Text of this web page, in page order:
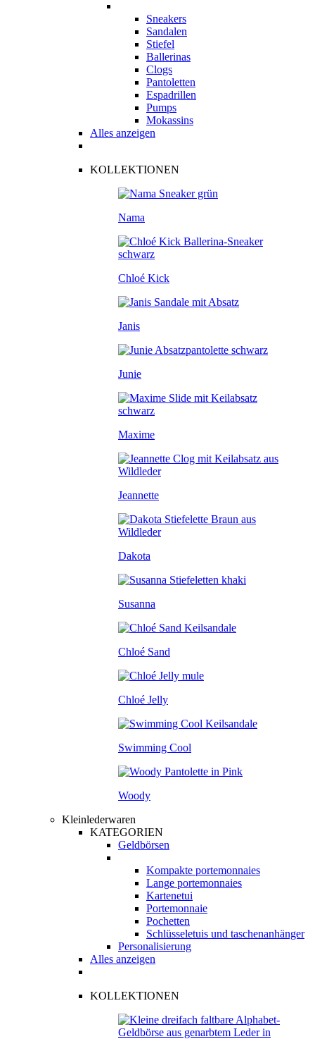
Sneakers
Sandalen
Stiefel
Ballerinas
Clogs
Pantoletten
Espadrillen
Pumps
Mokassins
Alles anzeigen
KOLLEKTIONEN
Nama
Chloé Kick
Janis
Junie
Maxime
Jeannette
Dakota
Susanna
Chloé Sand
Chloé Jelly
Swimming Cool
Woody
Kleinlederwaren
KATEGORIEN
Geldbörsen
Kompakte portemonnaies
Lange portemonnaies
Kartenetui
Portemonnaie
Pochetten
Schlüsseletuis und taschenanhänger
Personalisierung
Alles anzeigen
KOLLEKTIONEN